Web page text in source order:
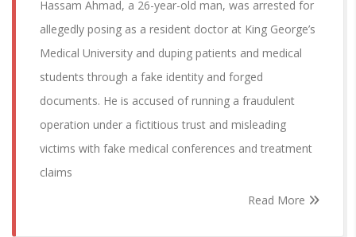
Hassam Ahmad, a 26-year-old man, was arrested for
allegedly posing as a resident doctor at King George’s
Medical University and duping patients and medical
students through a fake identity and forged
documents. He is accused of running a fraudulent
operation under a fictitious trust and misleading
victims with fake medical conferences and treatment
claims
Read More